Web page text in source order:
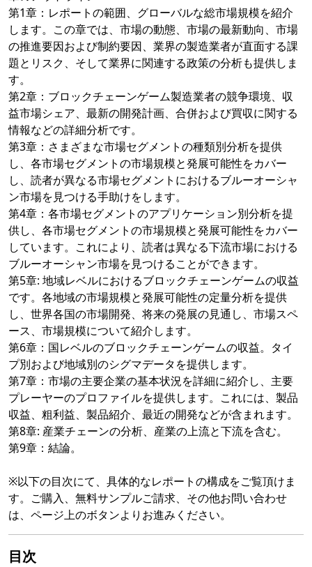
第1章：レポートの範囲、グローバルな総市場規模を紹介
します。この章では、市場の動態、市場の最新動向、市場
の推進要因および制約要因、業界の製造業者が直面する課
題とリスク、そして業界に関連する政策の分析も提供しま
す。
第2章：ブロックチェーンゲーム製造業者の競争環境、収
益市場シェア、最新の開発計画、合併および買収に関する
情報などの詳細分析です。
第3章：さまざまな市場セグメントの種類別分析を提供
し、各市場セグメントの市場規模と発展可能性をカバー
し、読者が異なる市場セグメントにおけるブルーオーシャ
ン市場を見つける手助けをします。
第4章：各市場セグメントのアプリケーション別分析を提
供し、各市場セグメントの市場規模と発展可能性をカバー
しています。これにより、読者は異なる下流市場における
ブルーオーシャン市場を見つけることができます。
第5章: 地域レベルにおけるブロックチェーンゲームの収益
です。各地域の市場規模と発展可能性の定量分析を提供
し、世界各国の市場開発、将来の発展の見通し、市場スペ
ース、市場規模について紹介します。
第6章：国レベルのブロックチェーンゲームの収益。タイ
プ別および地域別のシグマデータを提供します。
第7章：市場の主要企業の基本状況を詳細に紹介し、主要
プレーヤーのプロファイルを提供します。これには、製品
収益、粗利益、製品紹介、最近の開発などが含まれます。
第8章: 産業チェーンの分析、産業の上流と下流を含む。
第9章：結論。
※以下の目次にて、具体的なレポートの構成をご覧頂けま
す。ご購入、無料サンプルご請求、その他お問い合わせ
は、ページ上のボタンよりお進みください。
目次